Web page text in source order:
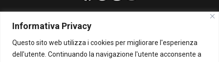
Informativa Privacy
Questo sito web utilizza i cookies per migliorare l'esperienza
dell'utente. Continuando la navigazione l'utente acconsente a
PUBBLICITA'
Per la tua pubblicità su questo Blog:
pubblicita@beppegrillo.it